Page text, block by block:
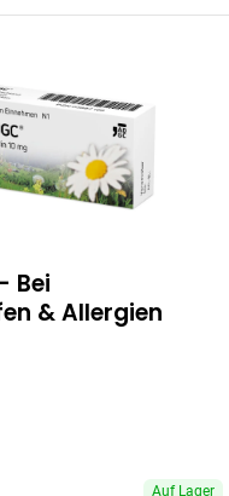
Bei
& Allergien
Auf Lager